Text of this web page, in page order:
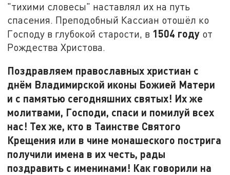
"тихими словесы" наставлял их на путь
спасения. Преподобный Кассиан отошёл ко
Господу в глубокой старости, в 1504 году от
Рождества Христова.
Поздравляем православных христиан с
днём Владимирской иконы Божией Матери
и с памятью сегодняшних святых! Их же
молитвами, Господи, спаси и помилуй всех
нас! Тех же, кто в Таинстве Святого
Крещения или в чине монашеского пострига
получили имена в их честь, рады
поздравить с именинами! Как говорили на